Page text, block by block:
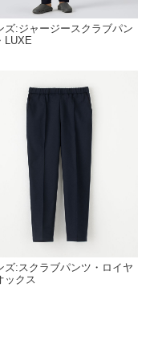
ズ:ジャージースクラブパン
LUXE
ズ:スクラブパンツ・ロイヤ
ックス